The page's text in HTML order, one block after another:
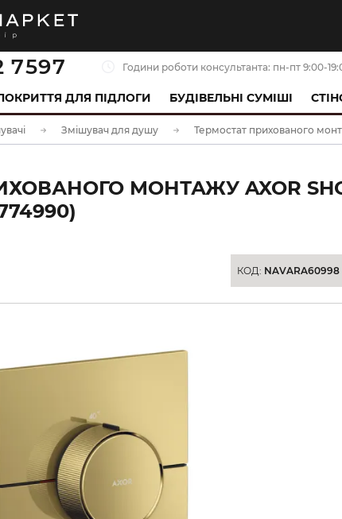
7597 Години роботи консультанта: пн-пт 9:00-
ДЛЯ ПІДЛОГИ БУДІВЕЛЬНІ СУМІШІ
Змішувач для душу Термостат прихованого
МОНТАЖУ AXOR
КОД: NAVARA60998